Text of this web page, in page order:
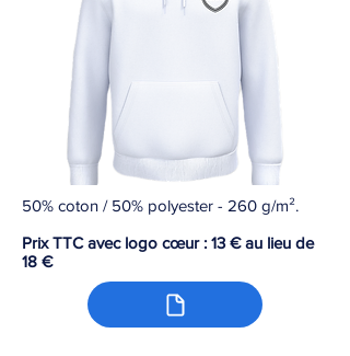
50% coton / 50% polyester - 260 g/m².
Prix TTC avec logo cœur : 13 € au lieu de
18 €